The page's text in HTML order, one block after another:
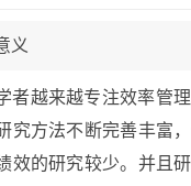
义
者越来越专注效率管
究方法不断完善丰富
效的研究较少。并且